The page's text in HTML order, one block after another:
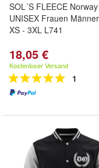
SOL´S FLEECE Norway
UNISEX Frauen
XS - 3XL L741
18,05 €
Kostenloser Versand
1